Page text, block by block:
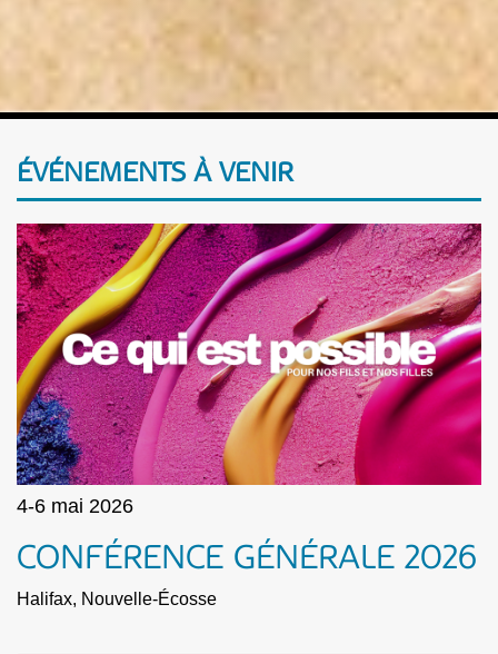
ÉVÉNEMENTS À VENIR
4-6 mai 2026
CONFÉRENCE GÉNÉRALE 2026
Halifax, Nouvelle-Écosse